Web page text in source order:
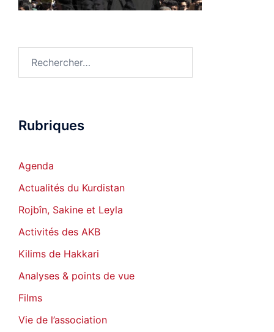
Rubriques
Agenda
Actualités du Kurdistan
Rojbîn, Sakine et Leyla
Activités des AKB
Kilims de Hakkari
Analyses & points de vue
Films
Vie de l’association